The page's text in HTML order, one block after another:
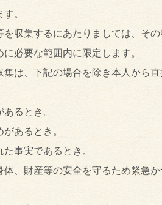
。
収集するにあたりましては、そ
必要な範囲内に限定します。
は、下記の場合を除き本人から
るとき。
あるとき。
事実であるとき。
、財産等の安全を守るため緊急